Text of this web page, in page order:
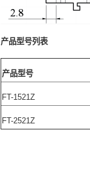
产品型号列表
产品型号
FT-1521Z
FT-2521Z